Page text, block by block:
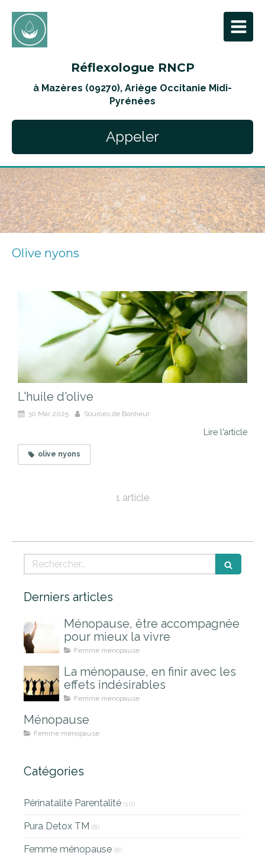
Réflexologue RNCP
à Mazères (09270), Ariège Occitanie Midi-
Pyrénées
Appeler
Olive nyons
L'huile d'olive
30 Mar 2025 Sources de Bonheur
Lire l'article
olive nyons
1 article
Rechercher
Derniers articles
Ménopause, être accompagnée
pour mieux la vivre
Femme ménopause
La ménopause, en finir avec les
effets indésirables
Femme ménopause
Ménopause
Femme ménopause
Catégories
Périnatalité Parentalité (10)
Pura Detox TM (8)
Femme ménopause (8)